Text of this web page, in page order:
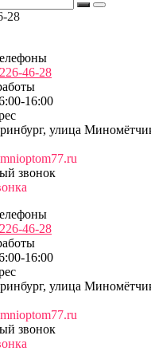
28
46-28
16:00
улица
звонок
46-28
16:00
улица
звонок